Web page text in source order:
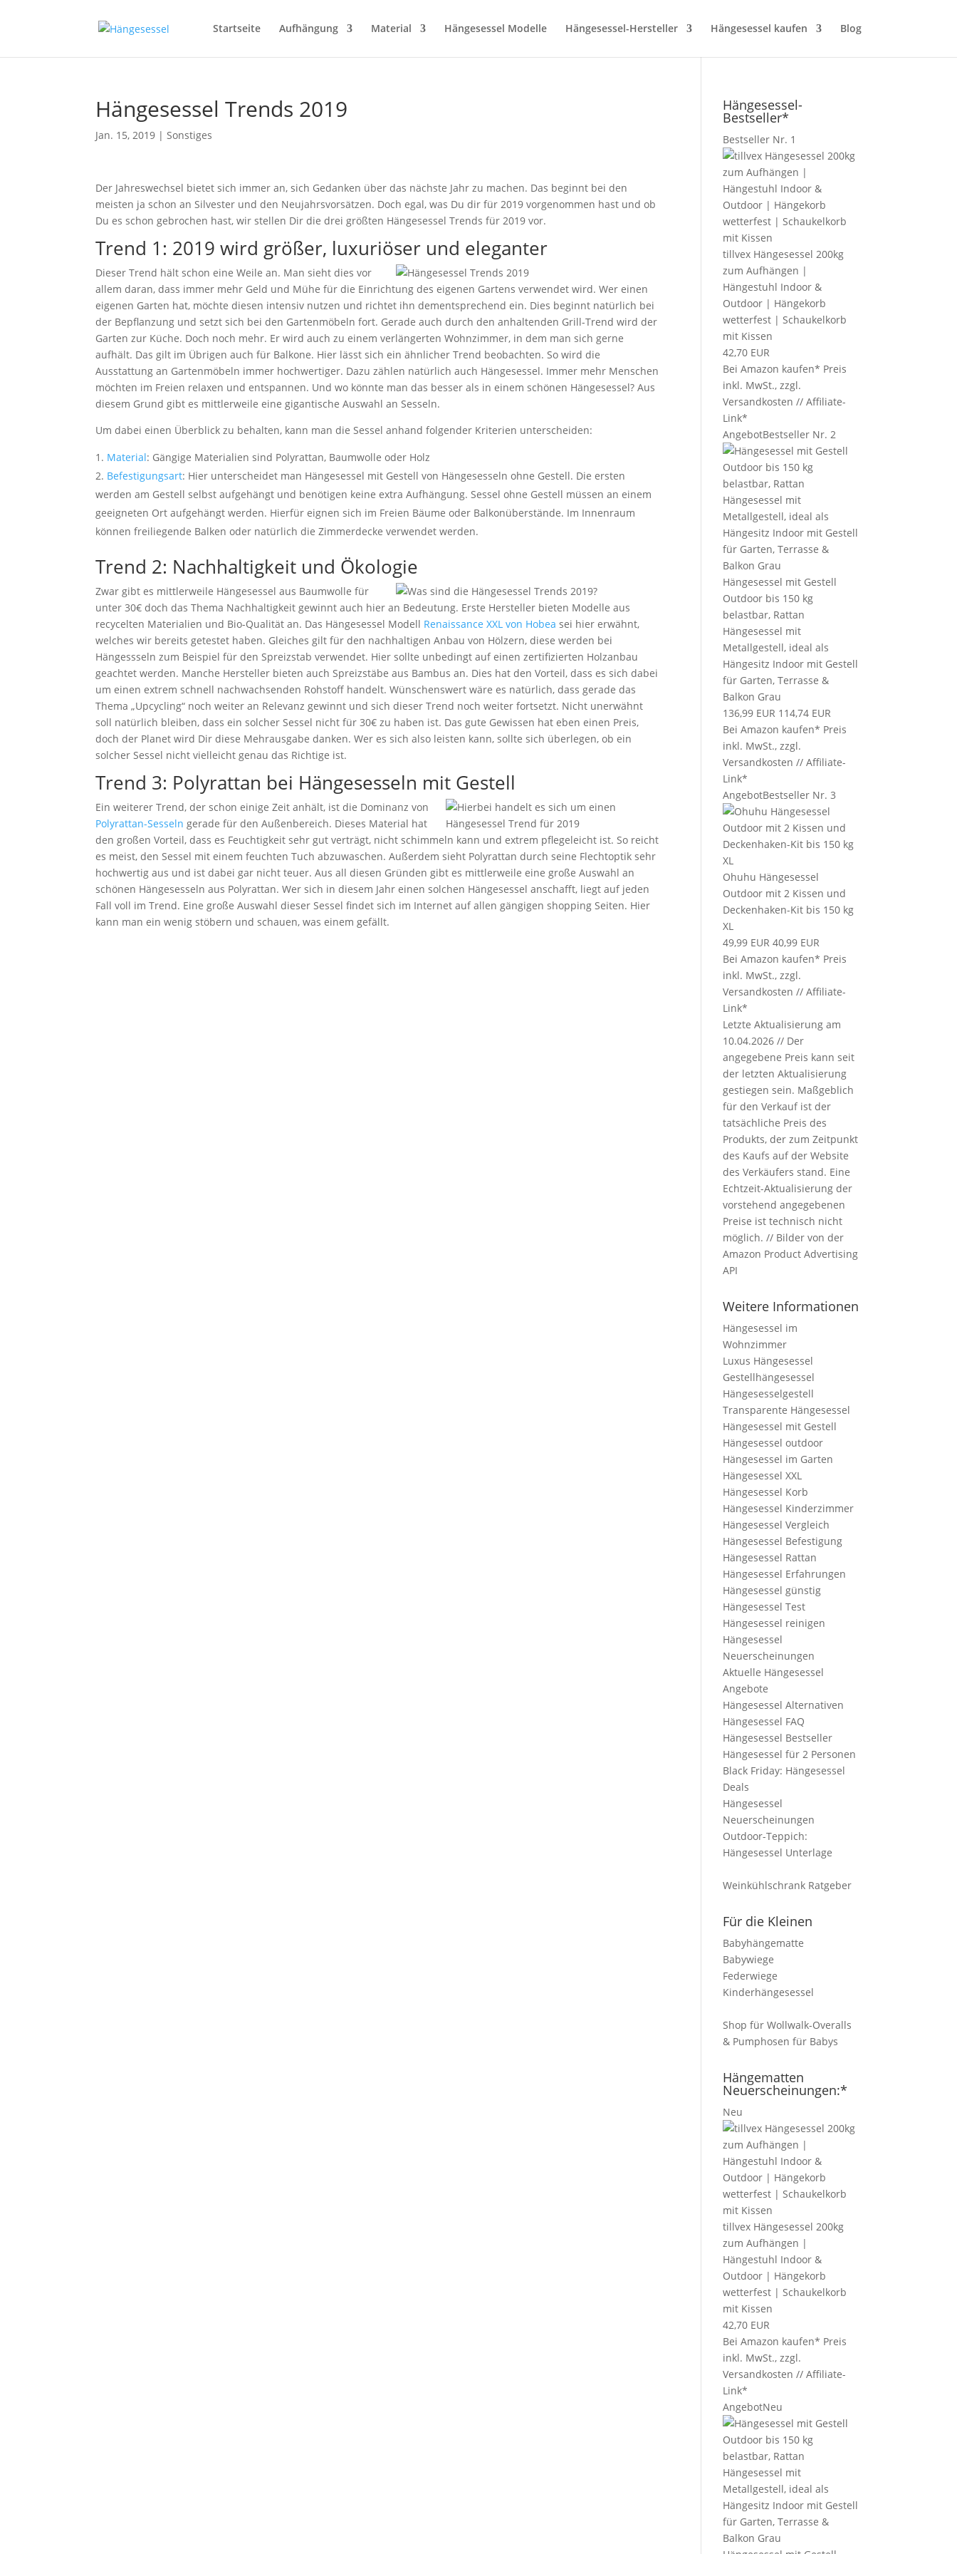
Startseite Aufhängung Material Hängesessel Modelle Hängesessel-Hersteller Hängesessel kaufen Blog
Hängesessel Trends 2019
Jan. 15, 2019 |Sonstiges
Der Jahreswechsel bietet sich immer an, sich Gedanken über das nächste Jahr zu machen. Das beginnt bei den
meisten ja schon an Silvester und den Neujahrsvorsätzen. Doch egal, was Du dir für 2019 vorgenommen hast und ob
Du es schon gebrochen hast, wir stellen Dir die drei größten Hängesessel Trends für 2019 vor.
Trend 1: 2019 wird größer, luxuriöser und eleganter
Dieser Trend hält schon eine Weile an. Man sieht dies vor
allem daran, dass immer mehr Geld und Mühe für die Einrichtung des eigenen Gartens verwendet wird. Wer einen
eigenen Garten hat, möchte diesen intensiv nutzen und richtet ihn dementsprechend ein. Dies beginnt natürlich bei
der Bepflanzung und setzt sich bei den Gartenmöbeln fort. Gerade auch durch den anhaltenden Grill-Trend wird der
Garten zur Küche. Doch noch mehr. Er wird auch zu einem verlängerten Wohnzimmer, in dem man sich gerne
aufhält. Das gilt im Übrigen auch für Balkone. Hier lässt sich ein ähnlicher Trend beobachten. So wird die
Ausstattung an Gartenmöbeln immer hochwertiger. Dazu zählen natürlich auch Hängesessel. Immer mehr Menschen
möchten im Freien relaxen und entspannen. Und wo könnte man das besser als in einem schönen Hängesessel? Aus
diesem Grund gibt es mittlerweile eine gigantische Auswahl an Sesseln.
Um dabei einen Überblick zu behalten, kann man die Sessel anhand folgender Kriterien unterscheiden:
Material: Gängige Materialien sind Polyrattan, Baumwolle oder Holz
Befestigungsart: Hier unterscheidet man Hängesessel mit Gestell von Hängesesseln ohne Gestell. Die ersten
werden am Gestell selbst aufgehängt und benötigen keine extra Aufhängung. Sessel ohne Gestell müssen an einem
geeigneten Ort aufgehängt werden. Hierfür eignen sich im Freien Bäume oder Balkonüberstände. Im Innenraum
können freiliegende Balken oder natürlich die Zimmerdecke verwendet werden.
Trend 2: Nachhaltigkeit und Ökologie
Zwar gibt es mittlerweile Hängesessel aus Baumwolle für
unter 30€ doch das Thema Nachhaltigkeit gewinnt auch hier an Bedeutung. Erste Hersteller bieten Modelle aus
recycelten Materialien und Bio-Qualität an. Das Hängesessel Modell Renaissance XXL von Hobea sei hier erwähnt,
welches wir bereits getestet haben. Gleiches gilt für den nachhaltigen Anbau von Hölzern, diese werden bei
Hängessseln zum Beispiel für den Spreizstab verwendet. Hier sollte unbedingt auf einen zertifizierten Holzanbau
geachtet werden. Manche Hersteller bieten auch Spreizstäbe aus Bambus an. Dies hat den Vorteil, dass es sich dabei
um einen extrem schnell nachwachsenden Rohstoff handelt. Wünschenswert wäre es natürlich, dass gerade das
Thema „Upcycling“ noch weiter an Relevanz gewinnt und sich dieser Trend noch weiter fortsetzt. Nicht unerwähnt
soll natürlich bleiben, dass ein solcher Sessel nicht für 30€ zu haben ist. Das gute Gewissen hat eben einen Preis,
doch der Planet wird Dir diese Mehrausgabe danken. Wer es sich also leisten kann, sollte sich überlegen, ob ein
solcher Sessel nicht vielleicht genau das Richtige ist.
Trend 3: Polyrattan bei Hängesesseln mit Gestell
Ein weiterer Trend, der schon einige Zeit anhält, ist die Dominanz von
Polyrattan-Sesseln gerade für den Außenbereich. Dieses Material hat
den großen Vorteil, dass es Feuchtigkeit sehr gut verträgt, nicht schimmeln kann und extrem pflegeleicht ist. So reicht
es meist, den Sessel mit einem feuchten Tuch abzuwaschen. Außerdem sieht Polyrattan durch seine Flechtoptik sehr
hochwertig aus und ist dabei gar nicht teuer. Aus all diesen Gründen gibt es mittlerweile eine große Auswahl an
schönen Hängesesseln aus Polyrattan. Wer sich in diesem Jahr einen solchen Hängesessel anschafft, liegt auf jeden
Fall voll im Trend. Eine große Auswahl dieser Sessel findet sich im Internet auf allen gängigen shopping Seiten. Hier
kann man ein wenig stöbern und schauen, was einem gefällt.
Hängesessel-
Bestseller*
Bestseller Nr. 1
tillvex Hängesessel 200kg
zum Aufhängen |
Hängestuhl Indoor &
Outdoor | Hängekorb
wetterfest | Schaukelkorb
mit Kissen
42,70 EUR
Bei Amazon kaufen* Preis
inkl. MwSt., zzgl.
Versandkosten // Affiliate-
Link*
AngebotBestseller Nr. 2
Hängesessel mit Gestell
Outdoor bis 150 kg
belastbar, Rattan
Hängesessel mit
Metallgestell, ideal als
Hängesitz Indoor mit Gestell
für Garten, Terrasse &
Balkon Grau
136,99 EUR 114,74 EUR
Bei Amazon kaufen* Preis
inkl. MwSt., zzgl.
Versandkosten // Affiliate-
Link*
AngebotBestseller Nr. 3
Ohuhu Hängesessel
Outdoor mit 2 Kissen und
Deckenhaken-Kit bis 150 kg
XL
49,99 EUR 40,99 EUR
Bei Amazon kaufen* Preis
inkl. MwSt., zzgl.
Versandkosten // Affiliate-
Link*
Letzte Aktualisierung am
10.04.2026 // Der
angegebene Preis kann seit
der letzten Aktualisierung
gestiegen sein. Maßgeblich
für den Verkauf ist der
tatsächliche Preis des
Produkts, der zum Zeitpunkt
des Kaufs auf der Website
des Verkäufers stand. Eine
Echtzeit-Aktualisierung der
vorstehend angegebenen
Preise ist technisch nicht
möglich. // Bilder von der
Amazon Product Advertising
API
Weitere Informationen
Hängesessel im
Wohnzimmer
Luxus Hängesessel
Gestellhängesessel
Hängesesselgestell
Transparente Hängesessel
Hängesessel mit Gestell
Hängesessel outdoor
Hängesessel im Garten
Hängesessel XXL
Hängesessel Korb
Hängesessel Kinderzimmer
Hängesessel Vergleich
Hängesessel Befestigung
Hängesessel Rattan
Hängesessel Erfahrungen
Hängesessel günstig
Hängesessel Test
Hängesessel reinigen
Hängesessel
Neuerscheinungen
Aktuelle Hängesessel
Angebote
Hängesessel Alternativen
Hängesessel FAQ
Hängesessel Bestseller
Hängesessel für 2 Personen
Black Friday: Hängesessel
Deals
Hängesessel
Neuerscheinungen
Outdoor-Teppich:
Hängesessel Unterlage
Weinkühlschrank Ratgeber
Für die Kleinen
Babyhängematte
Babywiege
Federwiege
Kinderhängesessel
Shop für Wollwalk-Overalls
& Pumphosen für Babys
Hängematten
Neuerscheinungen:*
Neu
tillvex Hängesessel 200kg
zum Aufhängen |
Hängestuhl Indoor &
Outdoor | Hängekorb
wetterfest | Schaukelkorb
mit Kissen
42,70 EUR
Bei Amazon kaufen* Preis
inkl. MwSt., zzgl.
Versandkosten // Affiliate-
Link*
AngebotNeu